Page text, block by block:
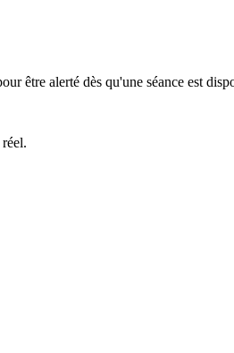
être alerté dès qu'une séance est